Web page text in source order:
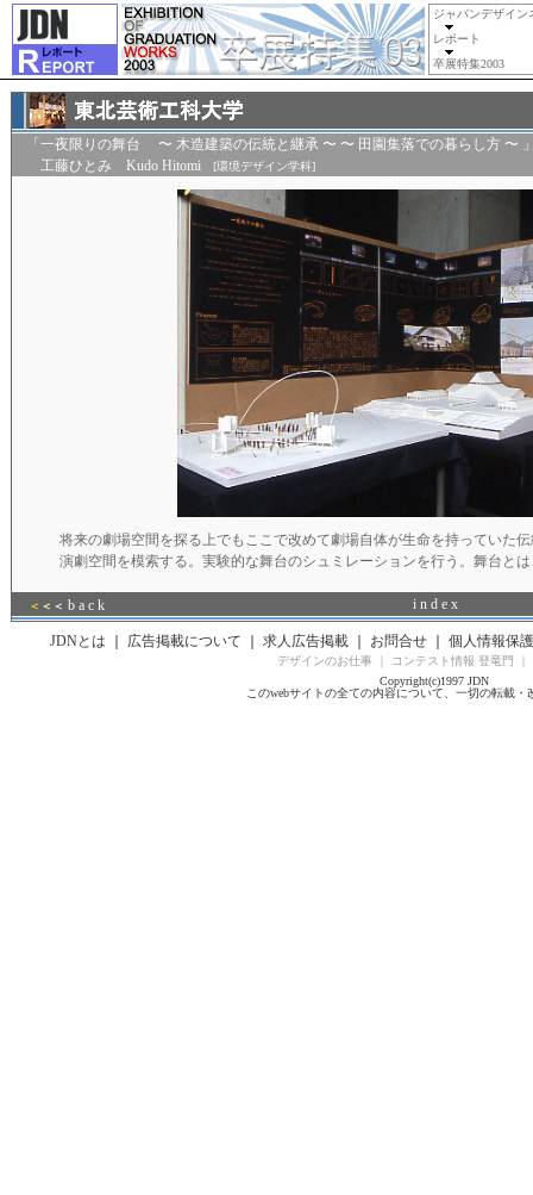
ジャパンデザイン
レポート
卒展特集2003
「一夜限りの舞台 〜 木造建築の伝統と継承 〜 〜 田園集落での暮らし方 〜
工藤ひとみ Kudo Hitomi [環境デザイン学科]
将来の劇場空間を探る上でもここで改めて劇場自体が生命を持っていた
演劇空間を模索する。実験的な舞台のシュミレーションを行う。舞台と
＜ ＜ ＜ b a c k i n d e x
JDNとは 広告掲載について 求人広告掲載｜ お問合せ｜ 個人情報保
デザインのお仕事｜ コンテスト情報 登竜門
Copyright(c)1997 JDN
このwebサイトの全ての内容について、一切の転載・